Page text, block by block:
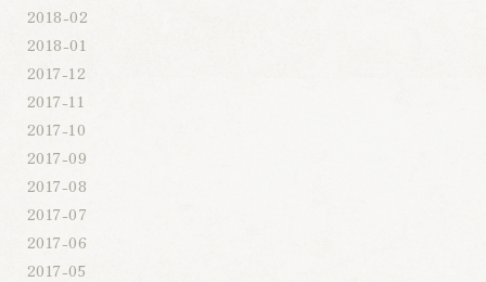
2018-02
2018-01
2017-12
2017-11
2017-10
2017-09
2017-08
2017-07
2017-06
2017-05